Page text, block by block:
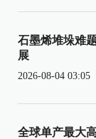
石墨烯堆垛难
展
2026-08-04 03:05
全球单产最大